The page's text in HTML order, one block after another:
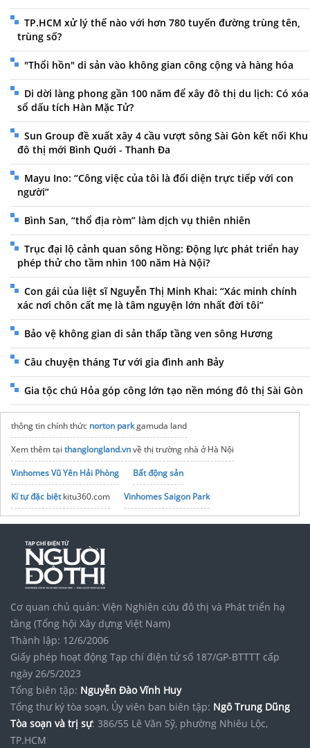
TP.HCM xử lý thế nào với hơn 780 tuyến đường trùng tên,
trùng số?
"Thổi hồn" di sản vào không gian công cộng và hàng hóa
Di dời làng phong gần 100 năm để xây đô thị du lịch: Có xóa
sổ dấu tích Hàn Mặc Tử?
Sun Group đề xuất xây 4 cầu vượt sông Sài Gòn kết nối Khu
đô thị mới Bình Quới - Thanh Đa
Mayu Ino: “Công việc của tôi là đối diện trực tiếp với con
người”
Bình San, “thổ địa ròm” làm dịch vụ thiên nhiên
Trục đại lộ cảnh quan sông Hồng: Động lực phát triển hay
phép thử cho tầm nhìn 100 năm Hà Nội?
Con gái của liệt sĩ Nguyễn Thị Minh Khai: “Xác minh chính
xác nơi chôn cất mẹ là tâm nguyện lớn nhất đời tôi”
Bảo vệ không gian di sản thấp tầng ven sông Hương
Câu chuyện tháng Tư với gia đình anh Bảy
Gia tộc chú Hỏa góp công lớn tạo nền móng đô thị Sài Gòn
thông tin chính thức norton parkgamuda land
Xem thêm tại thanglongland.vnvề thị trường nhà ở Hà Nội
Vinhomes Vũ Yên Hải Phòng
Bất động sản
Kí tự đặc biệtkitu360.com
Vinhomes Saigon Park
Phần mềm kế toán offline
noxh K Home Avenue Nhơn Trạch
Tập đoàn Bcons Group
Tìm thuêvps vntốt Bảng Giá
Máy TrạmDell Precision 5690
Cơ quan chủ quản: Viện Nghiên cứu đô thị và Phát triển hạ
tầng (Tổng hội Xây dựng Việt Nam)
Thành lập: 12/6/2006
Giấy phép hoạt động Tạp chí điện tử số 187/GP-BTTTT cấp
ngày 26/5/2023
Tổng biên tập: Nguyễn Đào Vĩnh Huy
Tổng thư ký tòa soạn, Ủy viên ban biên tập: Ngô Trung Dũng
Tòa soạn và trị sự: 386/55 Lê Văn Sỹ, phường Nhiêu Lộc,
TP.HCM